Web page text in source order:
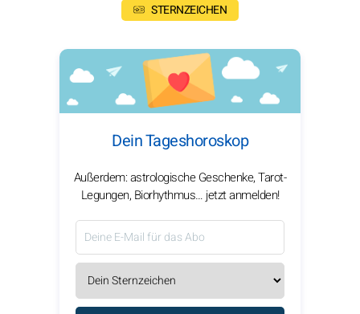
STERNZEICHEN
Dein Tageshoroskop
Außerdem: astrologische Geschenke, Tarot-
Legungen, Biorhythmus… jetzt anmelden!